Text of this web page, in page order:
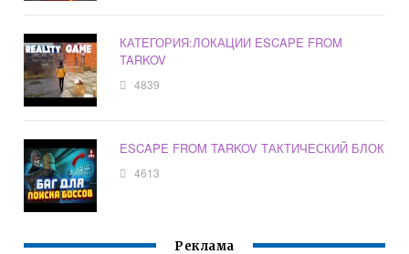
КАТЕГОРИЯ:ЛОКАЦИИ ESCAPE FROM
TARKOV
4839
ESCAPE FROM TARKOV ТАКТИЧЕСКИЙ БЛОК
4613
Реклама